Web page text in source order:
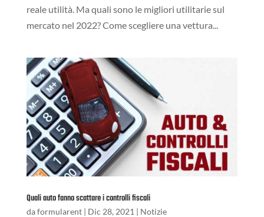
reale utilità. Ma quali sono le migliori utilitarie sul
mercato nel 2022? Come scegliere una vettura...
Quali auto fanno scattare i controlli fiscali
daformularent| Dic 28, 2021 | Notizie